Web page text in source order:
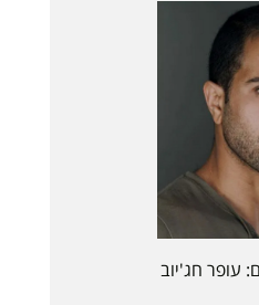
עופר חג'יוב